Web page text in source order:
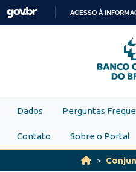
Skip to main content
ACESSO À
Dados Perguntas
Contato Sobre o Portal